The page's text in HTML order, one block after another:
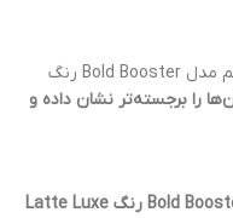
لیپ پلامپر شیگلم و حجم دهنده لب شیگلم مدل Bold Booster رنگ
را برجسته‌تر نشان داده و
لیپ پلامپر حجم دهنده لب شیگلم مدل Bold Booster رنگ Latte Luxe